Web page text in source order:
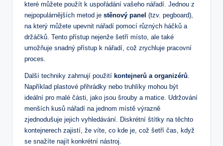
které můžete použít k uspořádání vašeho nářadí. Jednou z
nejpopulárnějších metod je stěnový panel (tzv. pegboard),
na který můžete upevnit nářadí pomocí různých háčků a
držáčků. Tento přístup nejenže šetří místo, ale také
umožňuje snadný přístup k nářadí, což zrychluje pracovní
proces.
Další techniky zahrnují použití kontejnerů a organizérů.
Například plastové přihrádky nebo truhlíky mohou být
ideální pro malé části, jako jsou šrouby a matice. Udržování
menších kusů nářadí na jednom místě výrazně
zjednodušuje jejich vyhledávání. Diskrétní štítky na těchto
kontejnerech zajistí, že víte, co kde je, což šetří čas, když
se snažíte najít konkrétní nástroj.